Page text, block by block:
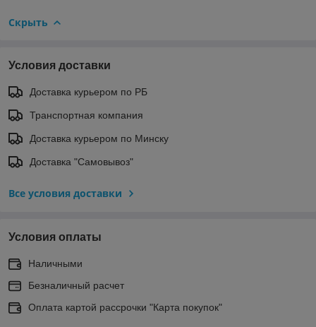
Скрыть
Условия доставки
Доставка курьером по РБ
Транспортная компания
Доставка курьером по Минску
Доставка "Самовывоз"
Все условия доставки
Условия оплаты
Наличными
Безналичный расчет
Оплата картой рассрочки "Карта покупок"